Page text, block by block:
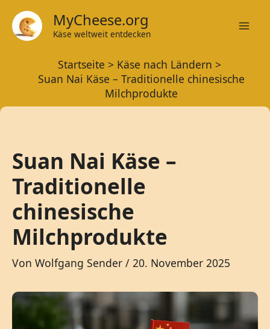
Inhalt
springen
MyCheese.org
Käse weltweit entdecken
Startseite
Käse nach Ländern
Suan Nai Käse – Traditionelle chinesische
Milchprodukte
Suan Nai Käse –
Traditionelle
chinesische
Milchprodukte
Von Wolfgang Sender / 20. November 2025